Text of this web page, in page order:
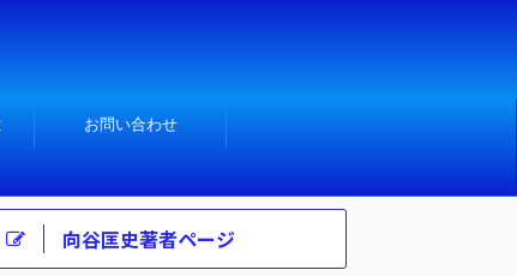
お問い合わせ
向谷匡史著者ページ